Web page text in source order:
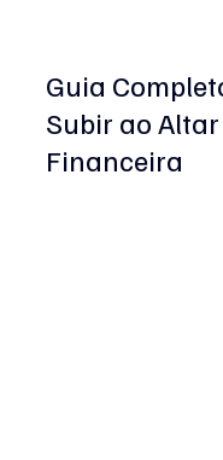
Guia
Subir ao
Financeira